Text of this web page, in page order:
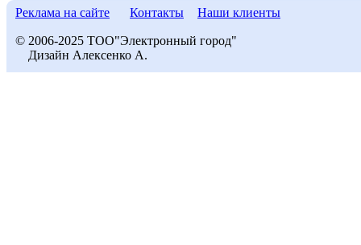
Реклама на сайте Контакты Наши клиенты
© 2006-2025 ТОО"Электронный город"
Дизайн Алексенко А.